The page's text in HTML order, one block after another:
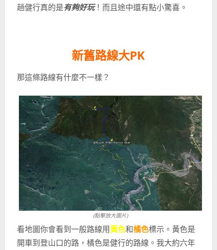
趟健行真的是有夠好玩！ 而且途中還有點小驚喜。
新舊路線大PK
那這條路線有什麼不一樣？
(點擊放大圖片)
看地圖你會看到一般路線用黃色和橘色標示。黃色是
開車到登山口的路，橘色是健行的路線。我大約六年